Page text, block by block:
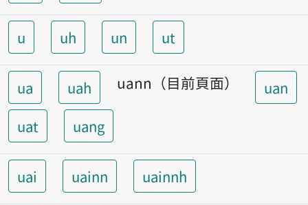
u uh un ut
ua uah uann（目前頁面）
uan
uat
uang
uai uainn uainnh